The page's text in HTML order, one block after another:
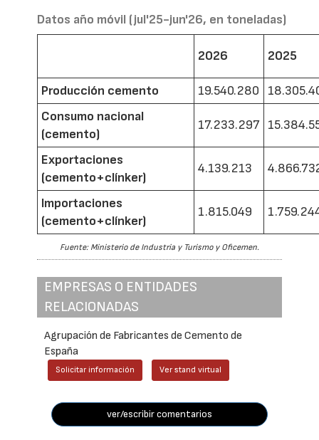
Datos año móvil (jul'25-jun'26, en toneladas)
2026 2025
Producción cemento 19.540.280
Consumo nacional
(cemento)
17.233.297
Exportaciones
(cemento+clínker)
4.139.213
Importaciones
(cemento+clínker)
1.815.049
Fuente: Ministerio de Industria y Turismo y Oficemen.
EMPRESAS O ENTIDADES
RELACIONADAS
Agrupación de Fabricantes de Cemento de
España
Solicitar información Ver stand virtual
ver/escribir comentarios